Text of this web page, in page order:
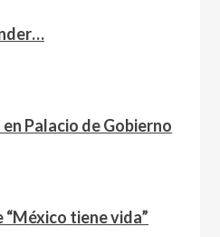
Palacio de Gobierno
tiene vida”